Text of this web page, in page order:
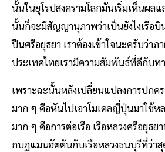
นั้นในยุโรปสงครามโลกมันเริ่มเห็นผล
นั้นก็จะมีสัญญานุภาพว่าเป็นยังไงเรือบิ
ปืนศรีอยุธยา เราต้องเข้าใจนะครับว่าภ
ประเทศไทยเรามีความสัมพันธ์ที่ดีกับท
เพราะฉะนั้นหลังเปลี่ยนแปลงการปกค
มาก ๆ คือหันไปเอาโมเดลญี่ปุ่นมาใช้ห
มาก ๆ คือการต่อเรือ เรือหลวงศรีอยุธ
กบฏแมนฮัตตันกับเรือหลวงธนบุรีที่ว่าสุ